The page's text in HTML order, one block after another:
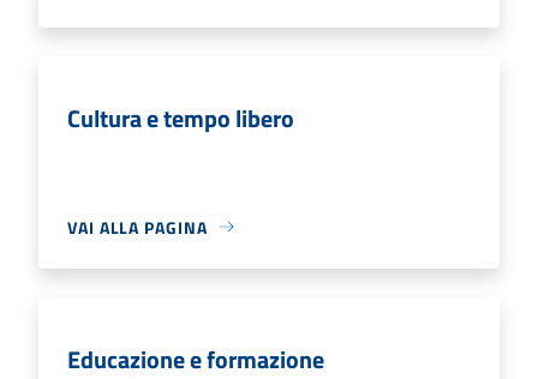
Cultura e tempo libero
VAI ALLA PAGINA
Educazione e formazione